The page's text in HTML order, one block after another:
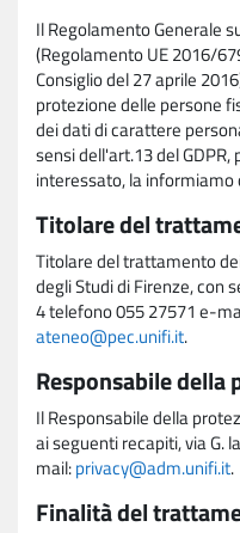
Il Regolamento Generale
(Regolamento UE 2016/
Consiglio del 27 aprile
protezione delle persone
dei dati di carattere
sensi dell'art.13 del
interessato, la informiamo
Titolare del
Titolare del trattamento
degli Studi di Firenze, con
4 telefono 055 27571 e-
ateneo@pec.unifi.it.
Responsabile della
Il Responsabile della
ai seguenti recapiti, via G.
mail:privacy@adm.unifi.it.
Finalità del